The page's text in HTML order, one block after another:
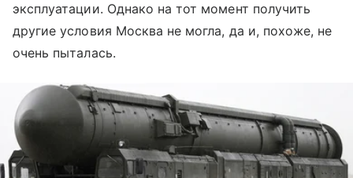
эксплуатации. Однако на тот момент получить
другие условия Москва не могла, да и, похоже, не
очень пыталась.